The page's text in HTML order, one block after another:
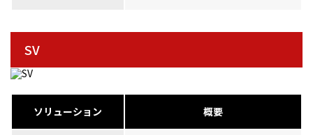
SV
ソリューション 概要